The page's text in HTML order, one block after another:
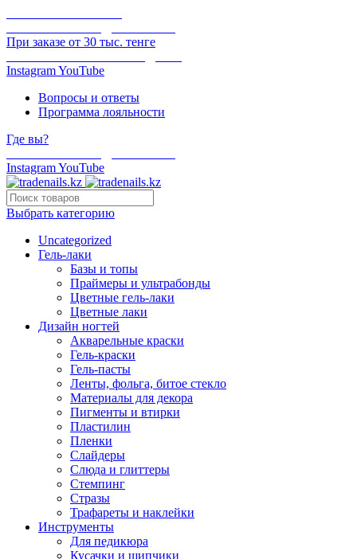
При заказе от 30 тыс. тенге
InstagramYouTube
Вопросы и ответы
Программа лояльности
Где вы?
InstagramYouTube
Выбрать категорию
Uncategorized
Гель-лаки
Базы и топы
Праймеры и ультрабонды
Цветные гель-лаки
Цветные лаки
Дизайн ногтей
Акварельные краски
Гель-краски
Гель-пасты
Ленты, фольга, битое стекло
Материалы для декора
Пигменты и втирки
Пластилин
Пленки
Слайдеры
Слюда и глиттеры
Стемпинг
Стразы
Трафареты и наклейки
Инструменты
Для педикюра
Кусачки и щипчики